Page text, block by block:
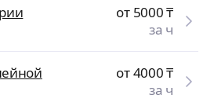
от 5000₸
за ч
от 4000₸
за ч